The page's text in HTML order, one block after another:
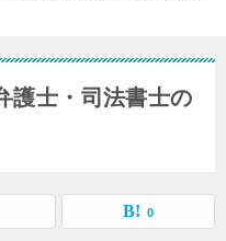
護士・司法書士の
0